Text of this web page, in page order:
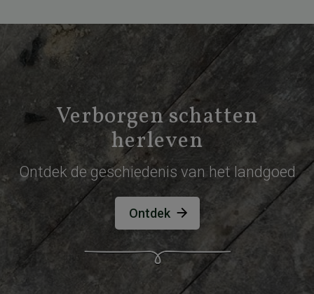
Verborgen schatten
herleven
Ontdek de geschiedenis van het landgoed
Ontdek